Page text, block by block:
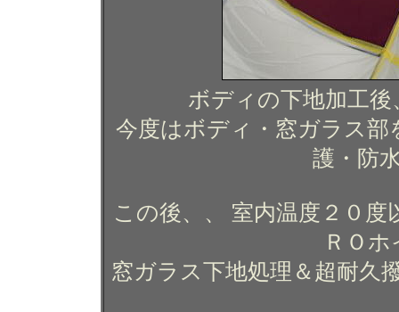
ボディの下地加工
今度はボディ・窓ガラス
護・防
この後、、 室内温度２０
ＲＯ
窓ガラス下地処理＆超耐久